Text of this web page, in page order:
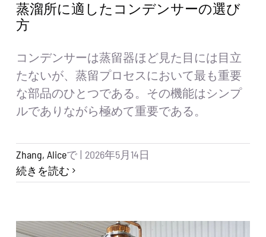
蒸溜所に適したコンデンサーの選び
方
コンデンサーは蒸留器ほど見た目には目立
たないが、蒸留プロセスにおいて最も重要
な部品のひとつである。その機能はシンプ
ルでありながら極めて重要である。
Zhang, Aliceで | 2026年5月14日
続きを読む